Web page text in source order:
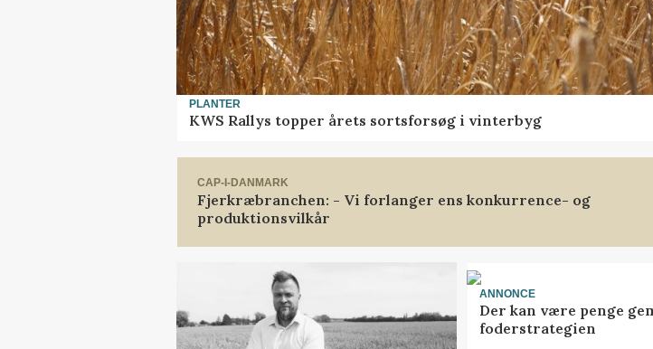
PLANTER
KWS Rallys topper årets sortsforsøg i vinterbyg
CAP-I-DANMARK
Fjerkræbranchen: - Vi forlanger ens konkurrence- og
produktionsvilkår
ANNONCE
Der kan være penge
foderstrategien